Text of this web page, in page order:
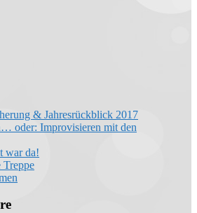
& Jahresrückblick 2017
oder: Improvisieren mit den
war da!